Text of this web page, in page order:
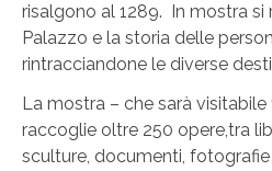
risalgono al 1289. In mostra
Palazzo e la storia delle
rintracciandone le diverse
La mostra – che sarà visitabile
raccoglie oltre 250 opere,tra
sculture, documenti, fotografie